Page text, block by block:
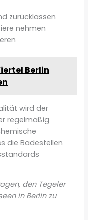
zurücklassen
nehmen
Berlin
wird der
regelmäßig
die Badestellen
den Tegeler
in Berlin zu